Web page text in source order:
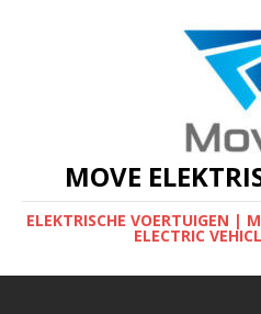
MOVE
ELEKTRISCHE VOERTUIGEN |
ELECTRIC